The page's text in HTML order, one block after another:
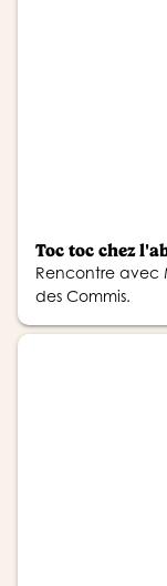
Toc toc chez
Rencontre avec
des Commis.